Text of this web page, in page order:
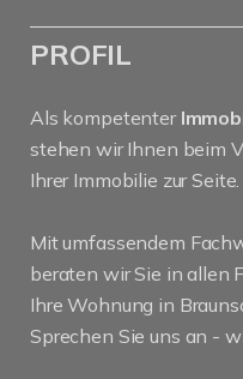
PROFIL
Als kompetenter
stehen wir Ihnen beim
Ihrer Immobilie zur Seite.
Mit umfassendem
beraten wir Sie in allen
Ihre Wohnung in
Sprechen Sie uns an -